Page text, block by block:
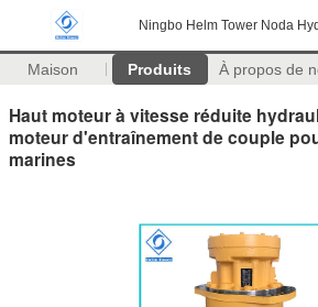
Ningbo Helm Tower Noda
Maison Produits À propos de
Haut moteur à vitesse réduite
moteur d'entraînement de couple
marines